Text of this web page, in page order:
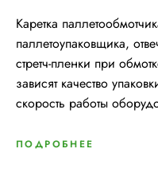
Каретка
паллетоупаковщика,
стретч-пленки при
зависят качество
скорость работы
ПОДРОБНЕЕ